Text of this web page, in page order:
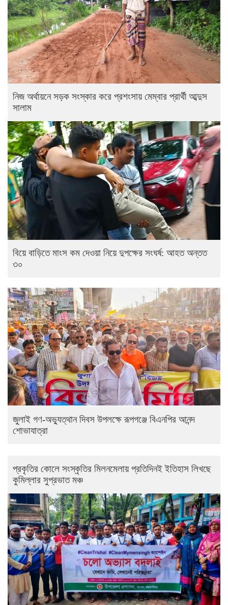
নিজ অর্থায়নে সড়ক সংস্কার করে প্রশংসায় মেম্বার প্রার্থী আব্দুস
সালাম
বিয়ে বাড়িতে মাংস কম দেওয়া নিয়ে দুপক্ষের সংঘর্ষ: আহত অন্তত
৩০ ​
জুলাই গণ-অভ্যুত্থান দিবস উপলক্ষে রূপগঞ্জে বিএনপির আনন্দ
শোভাযাত্রা
প্রকৃতির কোলে সংস্কৃতির মিলনমেলায় প্রতিদিনই ইতিহাস লিখছে
কুমিল্লার সুপ্রভাত মঞ্চ